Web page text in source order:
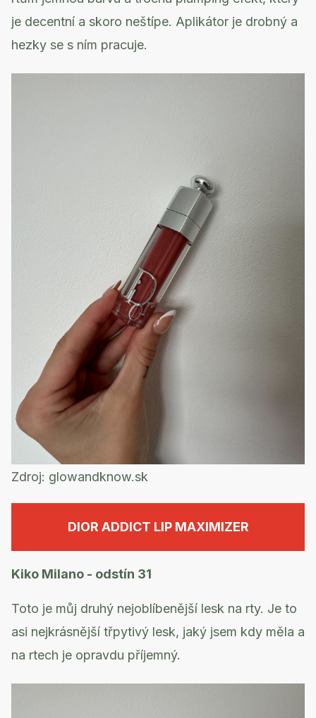
je decentní a skoro neštípe. Aplikátor je drobný a
hezky se s ním pracuje.
Zdroj: glowandknow.sk
DIOR ADDICT LIP MAXIMIZER
Kiko Milano - odstín 31
Toto je můj druhý nejoblíbenější lesk na rty. Je to
asi nejkrásnější třpytivý lesk, jaký jsem kdy měla a
na rtech je opravdu příjemný.